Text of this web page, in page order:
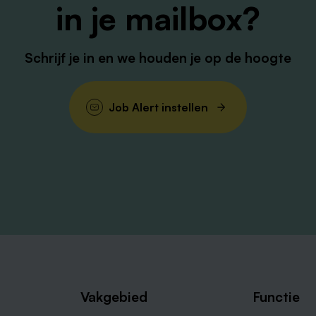
in je mailbox?
Schrijf je in en we houden je op de hoogte
Job Alert instellen
Vakgebied Functie